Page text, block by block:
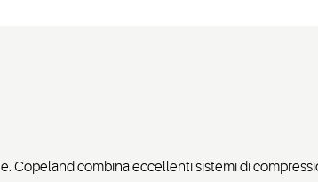
Copeland combina eccellenti sistemi di